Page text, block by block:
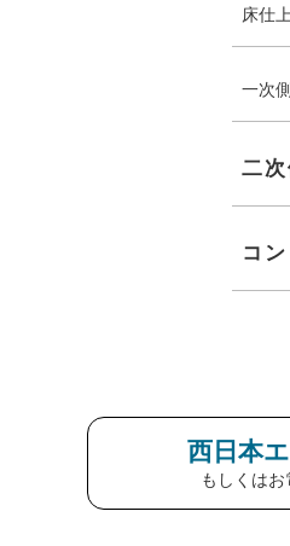
床仕
一次
二
コ
西日本
もしくはお